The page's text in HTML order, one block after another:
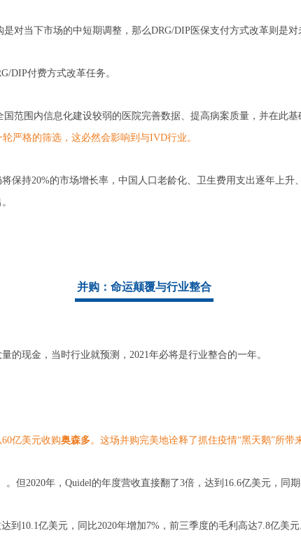
对当下市场的中短期调整，那么DRG/DIP医保支付方式改革则是
DIP付费方式改革任务。
范围内信息化建设较弱的医院完善数据、提高病案质量，并在此
严格的筛选，这必然会影响到与IVD行业。
保持20%的市场增长率，中国人口老龄化、卫生费用支出逐年上
并购：命运颠覆与行业整合
的现金，当时行业就预测，2021年必将是行业整合的一年。
亿美元收购奥森多。这场并购完美地诠释了抓住疫情“黑天鹅”所带
但2020年，Quidel的年度营收直接翻了3倍，达到16.6亿美元，同
到10.1亿美元，同比2020年增加7%，前三季度的毛利高达7.8亿美元